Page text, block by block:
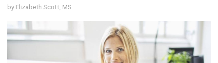
by Elizabeth Scott, MS